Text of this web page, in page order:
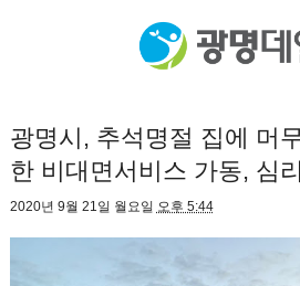
광명시, 추석명절 집에 머
한 비대면서비스 가동, 심
2020년 9월 21일 월요일 오후 5:44